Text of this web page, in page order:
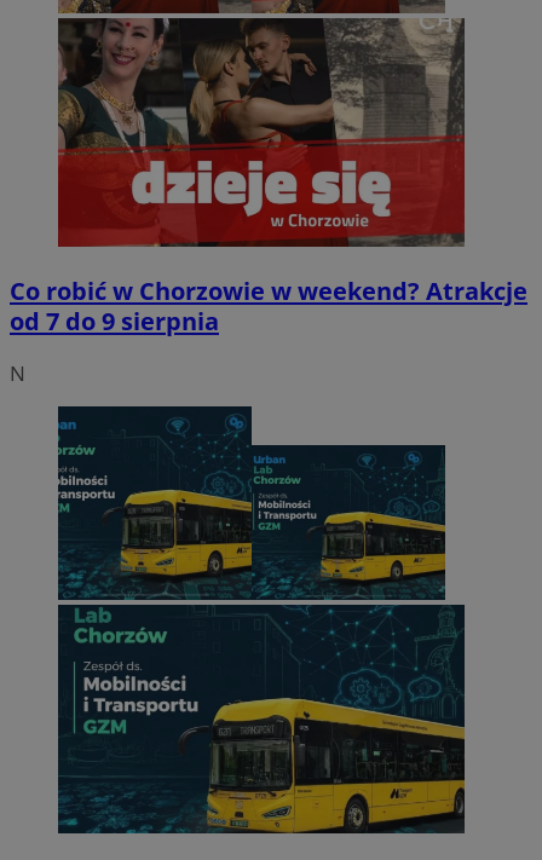
Co robić w Chorzowie w weekend? Atrakcje
od 7 do 9 sierpnia
N